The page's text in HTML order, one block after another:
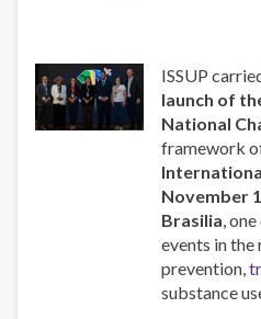
de
Drogas
para
Basadas
en
Fe,
en
Brasil
ISSUP
launch of
National
framework
November
Brasilia,
events in
prevention,
substance